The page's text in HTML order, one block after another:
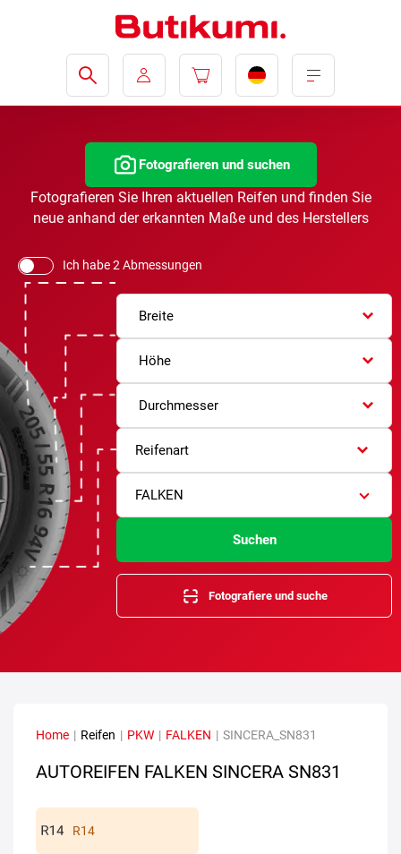
Fotografieren und suchen
Fotografieren Sie Ihren aktuellen Reifen und finden Sie
neue anhand der erkannten Maße und des Herstellers
Ich habe 2 Abmessungen
Breite
Höhe
Durchmesser
Reifenart
FALKEN
Suchen
Fotografiere und suche
Home | Reifen | PKW | FALKEN | SINCERA_SN831
AUTOREIFEN FALKEN SINCERA SN831
R14